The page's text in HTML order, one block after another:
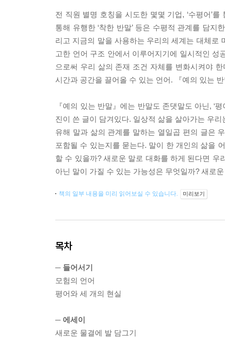
전 직원 별명 호칭을 시도한 몇몇 기업, ‘수평어’
통해 유행한 ‘착한 반말’ 등은 수평적 관계를 담
리고 지금의 말을 사용하는 우리의 세계는 대체로
고한 언어 구조 안에서 이루어지기에 일시적인
으로써 우리 삶의 존재 조건 자체를 변화시켜야
시간과 공간을 끌어올 수 있는 언어. 『예의 있는
『예의 있는 반말』에는 반말도 존댓말도 아닌, ‘
진이 쓴 글이 담겨있다. 일상적 삶을 살아가는 우
유해 말과 삶의 관계를 말하는 열일곱 편의 글은
포함될 수 있는지를 묻는다. 말이 한 개인의 삶을
할 수 있을까? 새로운 말로 대화를 하게 된다면
아닌 말이 가질 수 있는 가능성은 무엇일까? 새로
책의 일부 내용을 미리 읽어보실 수 있습니다. 미리보기
목차
─ 들어서기
모험의 언어
평어와 세 개의 현실
─ 에세이
새로운 물결에 발 담그기